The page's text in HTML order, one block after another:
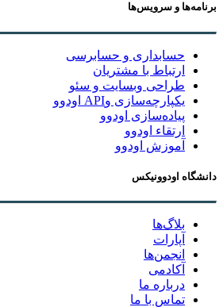
برنامه‌ها و سرویس‌ها
حسابداری و حسابرسی
ارتباط با مشتریان
طراحی وبسایت و سئو
یکپارچه‌سازی وAPI اودوو
پیاده‌سازی اودوو
ارتقاء اودوو
آموزش اودوو
دانشگاه اودوونیکس
بلاگ‌ها
آپارات
انجمن‌ها
آکادمی
درباره ما
تماس با ما